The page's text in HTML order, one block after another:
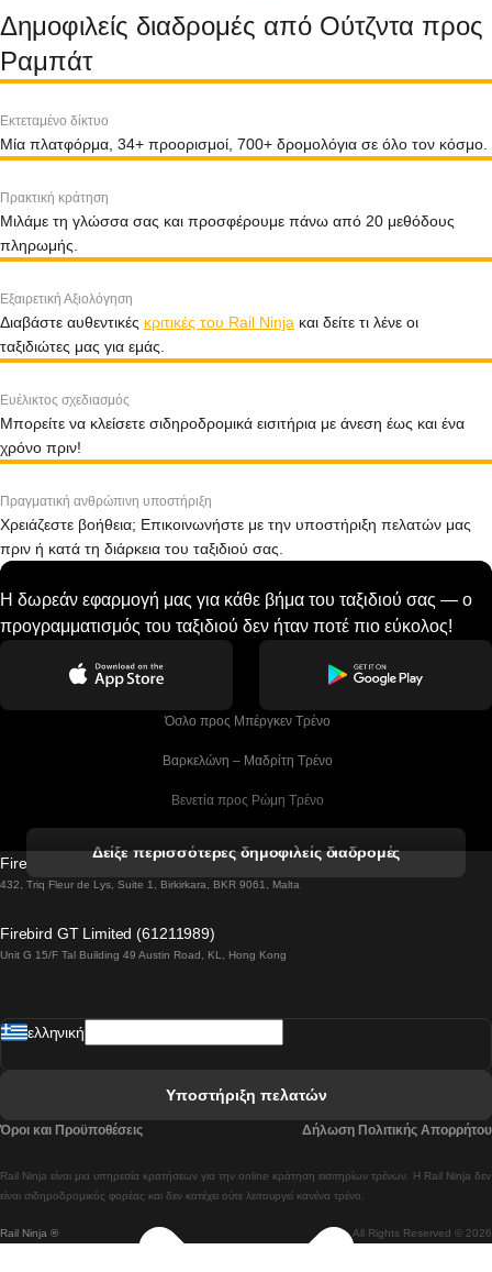
Δημοφιλείς διαδρομές από Ούτζντα προς
Ραμπάτ
Εκτεταμένο δίκτυο
Μία πλατφόρμα, 34+ προορισμοί, 700+ δρομολόγια σε όλο τον κόσμο.
Πρακτική κράτηση
Μιλάμε τη γλώσσα σας και προσφέρουμε πάνω από 20 μεθόδους
πληρωμής.
Εξαιρετική Αξιολόγηση
Διαβάστε αυθεντικές κριτικές του Rail Ninja και δείτε τι λένε οι
ταξιδιώτες μας για εμάς.
Ευέλικτος σχεδιασμός
Μπορείτε να κλείσετε σιδηροδρομικά εισιτήρια με άνεση έως και ένα
χρόνο πριν!
Πραγματική ανθρώπινη υποστήριξη
Χρειάζεστε βοήθεια; Επικοινωνήστε με την υποστήριξη πελατών μας
πριν ή κατά τη διάρκεια του ταξιδιού σας.
Η δωρεάν εφαρμογή μας για κάθε βήμα του ταξιδιού σας — ο
προγραμματισμός του ταξιδιού δεν ήταν ποτέ πιο εύκολος!
Όσλο προς Μπέργκεν Tρένο
Βαρκελώνη – Μαδρίτη Tρένο
Βενετία προς Ρώμη Τρένο
Βιέννη προς Σάλτσμπουργκ Τρένα
Βουδαπέστη προς Πράγα Tρένο
Λισαβόνα προς Λάγος Tρένο
Λισαβόνα προς Μαδρίτη Τρένα
Δείξε περισσότερες δημοφιλείς διαδρομές
Firebird GT Limited (OC 1451)
432, Triq Fleur de Lys, Suite 1, Birkirkara, BKR 9061, Malta
Firebird GT Limited (61211989)
Unit G 15/F Tal Building 49 Austin Road, KL, Hong Kong
Rail Ninja ® All Rights Reserved © 2026
Rail Ninja είναι μια υπηρεσία κρατήσεων για την online κράτηση εισιτηρίων τρένων. Η Rail Ninja δεν
είναι σιδηροδρομικός φορέας και δεν κατέχει ούτε λειτουργεί κανένα τρένο.
ελληνική
Υποστήριξη πελατών
Όροι και Προϋποθέσεις Δήλωση Πολιτικής Απορρήτου